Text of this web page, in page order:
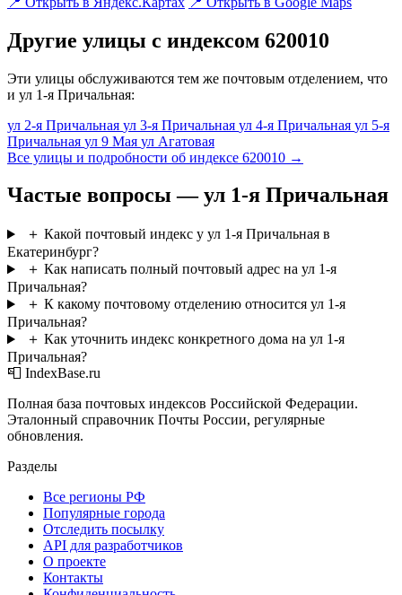
Другие улицы с индексом 620010
Эти улицы обслуживаются тем же почтовым отделением, что
и ул 1-я Причальная:
ул 2-я Причальная ул 3-я Причальная ул 4-я Причальная ул 5-я
Причальная ул 9 Мая ул Агатовая
Все улицы и подробности об индексе 620010 →
Частые вопросы — ул 1-я Причальная
＋ Какой почтовый индекс у ул 1-я Причальная в
Екатеринбург?
＋ Как написать полный почтовый адрес на ул 1-я
Причальная?
＋ К какому почтовому отделению относится ул 1-я
Причальная?
＋ Как уточнить индекс конкретного дома на ул 1-я
Причальная?
📮 IndexBase.ru
Полная база почтовых индексов Российской Федерации.
Эталонный справочник Почты России, регулярные
обновления.
Разделы
Все регионы РФ
Популярные города
Отследить посылку
API для разработчиков
О проекте
Контакты